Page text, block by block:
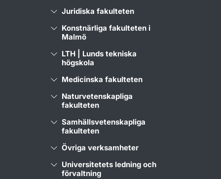
Juridiska fakulteten
Konstnärliga fakulteten i
Malmö
LTH | Lunds tekniska
högskola
Medicinska fakulteten
Naturvetenskapliga
fakulteten
Samhällsvetenskapliga
fakulteten
Övriga verksamheter
Universitetets ledning och
förvaltning